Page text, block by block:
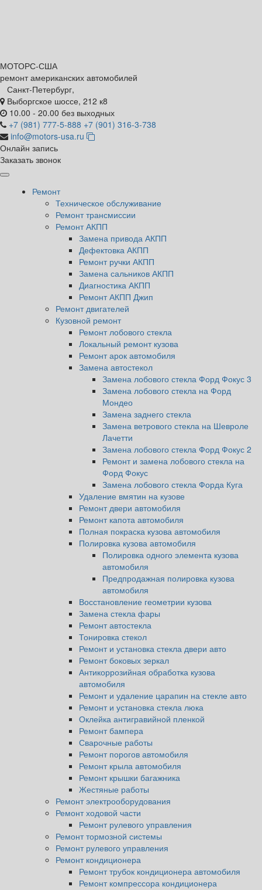
МОТОРС-США
ремонт американских автомобилей
Санкт-Петербург,
Выборгское шоссе, 212 к8
10.00 - 20.00 без выходных
+7 (981) 777-5-888 +7 (901) 316-3-738
info@motors-usa.ru
Онлайн запись
Заказать звонок
Ремонт
Техническое обслуживание
Ремонт трансмиссии
Ремонт АКПП
Замена привода АКПП
Дефектовка АКПП
Ремонт ручки АКПП
Замена сальников АКПП
Диагностика АКПП
Ремонт АКПП Джип
Ремонт двигателей
Кузовной ремонт
Ремонт лобового стекла
Локальный ремонт кузова
Ремонт арок автомобиля
Замена автостекол
Замена лобового стекла Форд Фокус 3
Замена лобового стекла на Форд
Мондео
Замена заднего стекла
Замена ветрового стекла на Шевроле
Лачетти
Замена лобового стекла Форд Фокус 2
Ремонт и замена лобового стекла на
Форд Фокус
Замена лобового стекла Форда Куга
Удаление вмятин на кузове
Ремонт двери автомобиля
Ремонт капота автомобиля
Полная покраска кузова автомобиля
Полировка кузова автомобиля
Полировка одного элемента кузова
автомобиля
Предпродажная полировка кузова
автомобиля
Восстановление геометрии кузова
Замена стекла фары
Ремонт автостекла
Тонировка стекол
Ремонт и установка стекла двери авто
Ремонт боковых зеркал
Антикоррозийная обработка кузова
автомобиля
Ремонт и удаление царапин на стекле авто
Ремонт и установка стекла люка
Оклейка антигравийной пленкой
Ремонт бампера
Сварочные работы
Ремонт порогов автомобиля
Ремонт крыла автомобиля
Ремонт крышки багажника
Жестяные работы
Ремонт электрооборудования
Ремонт ходовой части
Ремонт рулевого управления
Ремонт тормозной системы
Ремонт рулевого управления
Ремонт кондиционера
Ремонт трубок кондиционера автомобиля
Ремонт компрессора кондиционера